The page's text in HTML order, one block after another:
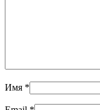
Имя *